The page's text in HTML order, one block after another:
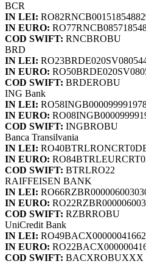
BCR
IN LEI:
IN EURO:
COD SWIFT: RNCBROBU
BRD
IN LEI:
IN EURO:
COD SWIFT: BRDEROBU
ING Bank
IN LEI:
IN EURO:
COD SWIFT: INGBROBU
Banca Transilvania
IN LEI:
IN EURO:
COD SWIFT: BTRLRO22
RAIFFEISEN BANK
IN LEI:
IN EURO:
COD SWIFT: RZBRROBU
UniCredit Bank
IN LEI:
IN EURO:
COD SWIFT: BACXROBUXXX